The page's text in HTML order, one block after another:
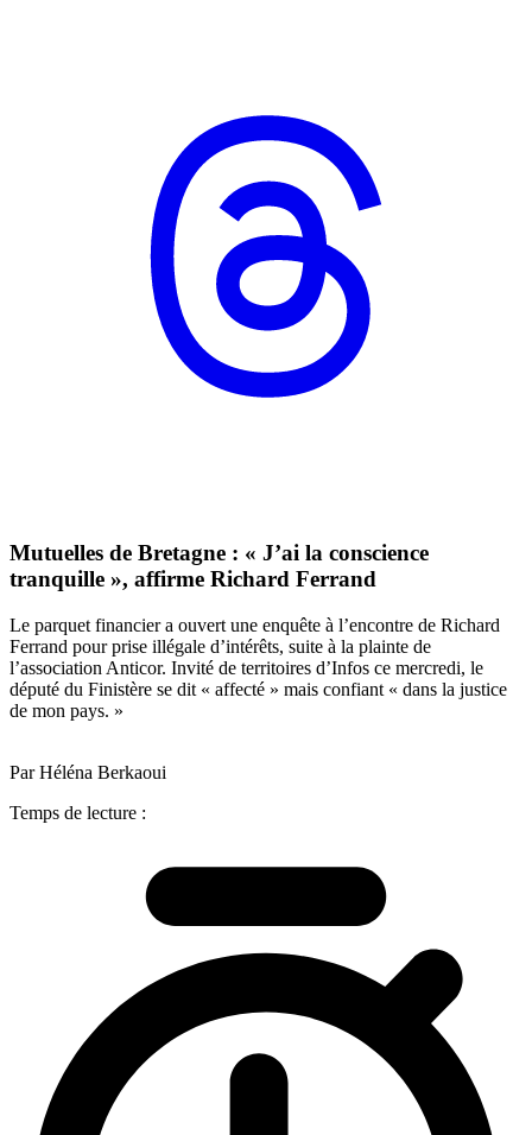
Mutuelles de Bretagne : « J’ai la conscience
tranquille », affirme Richard Ferrand
Le parquet financier a ouvert une enquête à l’encontre de Richard
Ferrand pour prise illégale d’intérêts, suite à la plainte de
l’association Anticor. Invité de territoires d’Infos ce mercredi, le
député du Finistère se dit « affecté » mais confiant « dans la justice
de mon pays. »
Par Héléna Berkaoui
Temps de lecture :